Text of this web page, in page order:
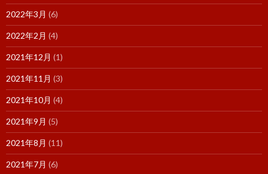
2022年3月 (6)
2022年2月 (4)
2021年12月 (1)
2021年11月 (3)
2021年10月 (4)
2021年9月 (5)
2021年8月 (11)
2021年7月 (6)